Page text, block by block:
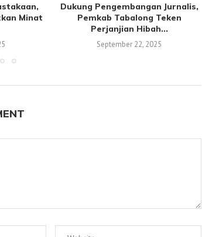
Minat
Dukung Pengembangan Jurnalis,
Pemkab Tabalong Teken
Perjanjian Hibah...
September 22, 2025